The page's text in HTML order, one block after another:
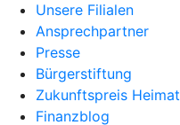
Unsere Filialen
Ansprechpartner
Presse
Bürgerstiftung
Zukunftspreis Heimat
Finanzblog